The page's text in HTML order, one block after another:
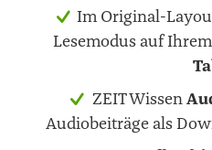
Im Original-
Lesemodus auf Ihrem
ZEIT Wissen
Audiobeiträge als